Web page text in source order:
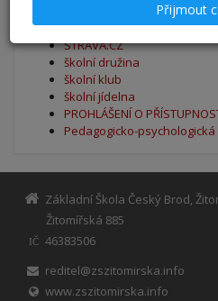
Naše škola - Facebook
BAKALÁŘI
STRAVA.CZ
školní družina
školní klub
školní jídelna
PROHLÁŠENÍ O
Pedagogicko-
Základní Škola Český Brod,
Žitomířská 885
IČ
46383506
reditel@zszitomirska.info
www.zszitomirska.info
Přijmout